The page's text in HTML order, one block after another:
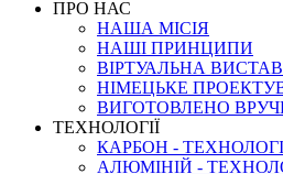
ПРО НАС
НАША МICIЯ
НАШI ПРИНЦИПИ
ВIРТУАЛЬНА
НІМЕЦЬКЕ
ВИГОТОВЛЕНО
ТЕХНОЛОГІЇ
КАРБОН -
АЛЮМІНІЙ -